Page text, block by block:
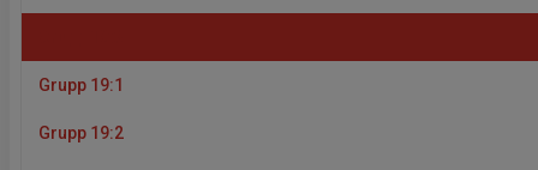
Grupp 19:1
Grupp 19:2